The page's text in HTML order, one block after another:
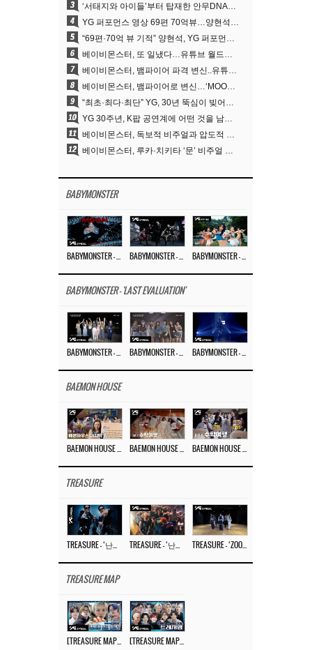
3 ‘서태지와 아이들’부터 탑재한 안무DNA…양현석, YG 퍼포먼스 비디오 70억 뷰 신화의 시작
4 YG 퍼포먼스 영상 69편 70억뷰…양현석 제작 철학 통했다
5 “69편·70억 뷰 기적” 양현석, YG 퍼포먼스 비디오 100% 직접 만든 이유
6 베이비몬스터, 또 일냈다…유튜브 월드와이드 1위
7 베이비몬스터, 뱀파이어 파격 변신..유튜브 트렌딩 1위 직행
8 베이비몬스터, 뱀파이어로 변신…‘MOON’으로 찍은 3개월 프로젝트
9 “최초·최다·최단” YG, 30년 뚝심이 빚어낸 K팝 투어의 새 지평
10 YG 30주년, K팝 공연계에 어떤 것을 남겼나
11 베이비몬스터, 독보적 비주얼과 압도적 소화력..’MOON’
12 베이비몬스터, 루카·치키타 ‘문’ 비주얼 공개…절제된 카리스마·유니크 비주얼
BABYMONSTER
BABYMONSTER - 'LAST EVALUATION'
BAEMON HOUSE
TREASURE
TREASURE MAP